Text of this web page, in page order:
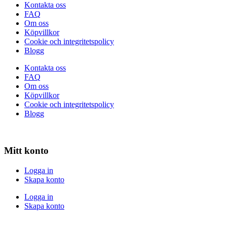
Kontakta oss
FAQ
Om oss
Köpvillkor
Cookie och integritetspolicy
Blogg
Kontakta oss
FAQ
Om oss
Köpvillkor
Cookie och integritetspolicy
Blogg
Mitt konto
Logga in
Skapa konto
Logga in
Skapa konto